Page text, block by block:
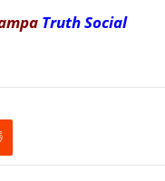
Truth Social